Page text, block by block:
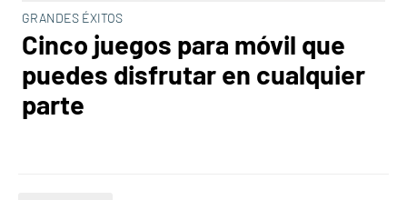
GRANDES ÉXITOS
Cinco juegos para móvil que
puedes disfrutar en cualquier
parte